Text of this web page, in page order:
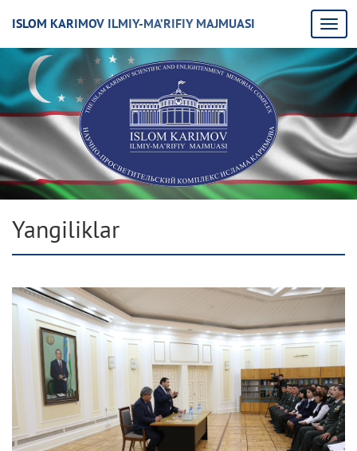
ISLOM KARIMOV ILMIY-MA’RIFIY MAJMUASI
Yangiliklar